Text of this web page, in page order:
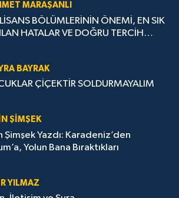
MARAŞANLI
BÖLÜMLERİNİN ÖNEMİ, EN SIK
HATALAR VE DOĞRU TERCİH
BAYRAK
ÇİÇEKTİR SOLDURMAYALIM
ŞIMŞEK
Şimşek Yazdı: Karadeniz’den
Yolun Bana Bıraktıkları
YILMAZ